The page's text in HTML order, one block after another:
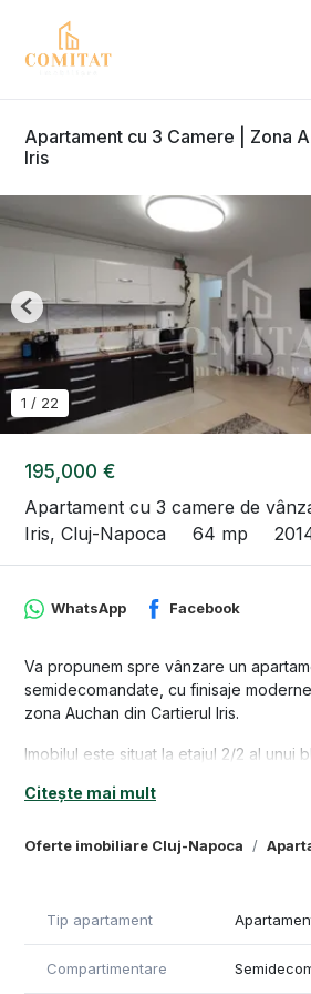
Apartament cu 3 Camere | Zona
Iris
195,000 €
Apartament cu 3 camere de
Iris, Cluj-Napoca
64 mp
1 / 22
Previous
Oferte imobiliare Cluj-Napoca
WhatsApp Facebook
Va propunem spre vânzare un
semidecomandate, cu finisaje
zona Auchan din Cartierul Iris.
Imobilul este situat la etajul 2/2 al unui
Apartamentul este compartimentat
dormitoare, 2 bai, 1 hol spatios si 1
Locuința se vinde complet mobilată și
imediat. Printre dotări regăsim: aer
Citește mai mult
Tip apartament
Compartimentare